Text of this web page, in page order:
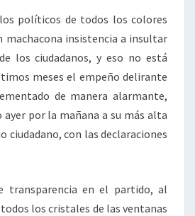
políticos de todos los colores
machacona insistencia a insultar
los ciudadanos, y eso no está
meses el empeño delirante
de manera alarmante,
por la mañana a su más alta
ciudadano, con las declaraciones
transparencia en el partido, al
los cristales de las ventanas